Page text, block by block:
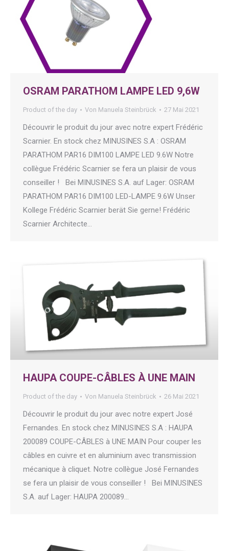
OSRAM PARATHOM LAMPE LED 9,6W
Product of the day Von Manuela Steinbrück 27 Mai 2021
Découvrir le produit du jour avec notre expert Frédéric
Scarnier. En stock chez MINUSINES S.A : OSRAM
PARATHOM PAR16 DIM100 LAMPE LED 9.6W Notre
collègue Frédéric Scarnier se fera un plaisir de vous
conseiller ! Bei MINUSINES S.A. auf Lager: OSRAM
PARATHOM PAR16 DIM100 LED-LAMPE 9.6W Unser
Kollege Frédéric Scarnier berät Sie gerne! Frédéric
Scarnier Architecte…
HAUPA COUPE-CÂBLES À UNE MAIN
Product of the day Von Manuela Steinbrück 26 Mai 2021
Découvrir le produit du jour avec notre expert José
Fernandes. En stock chez MINUSINES S.A : HAUPA
200089 COUPE-CÂBLES à UNE MAIN Pour couper les
câbles en cuivre et en aluminium avec transmission
mécanique à cliquet. Notre collègue José Fernandes
se fera un plaisir de vous conseiller ! Bei MINUSINES
S.A. auf Lager: HAUPA 200089…